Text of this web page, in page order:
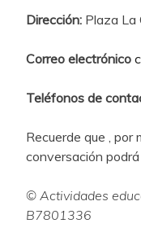
Dirección: Plaza La
Correo electrónico
Teléfonos de
Recuerde que , por
conversación
© Actividades
B7801336